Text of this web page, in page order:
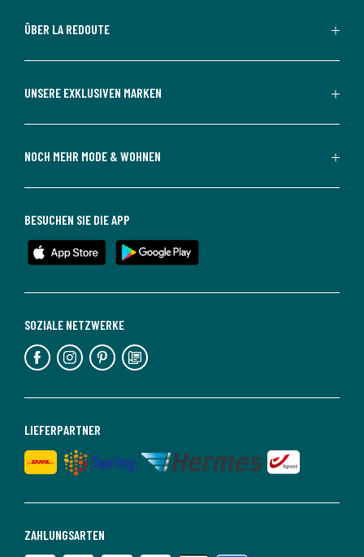
ÜBER LA REDOUTE
UNSERE EXKLUSIVEN MARKEN
NOCH MEHR MODE & WOHNEN
ZAHLUNGSARTEN
LIEFERPARTNER
SOZIALE NETZWERKE
BESUCHEN SIE DIE APP